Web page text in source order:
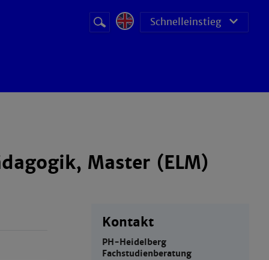
Suchbegriff
Suche
starten
Schnelleinstieg
Master (ELM)
Kontakt
PH-Heidelberg
Fachstudienberatung